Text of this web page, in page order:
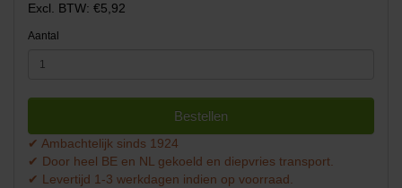
Excl. BTW: €5,92
Aantal
Bestellen
✔ Ambachtelijk sinds 1924
✔ Door heel BE en NL gekoeld en diepvries transport.
✔ Levertijd 1-3 werkdagen indien op voorraad.